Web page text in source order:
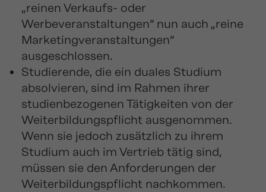
„reinen Verkaufs- oder
Werbeveranstaltungen“ nun auch „reine
Marketingveranstaltungen“
ausgeschlossen.
Studierende, die ein duales Studium
absolvieren, sind im Rahmen ihrer
studienbezogenen Tätigkeiten von der
Weiterbildungspflicht ausgenommen.
Wenn sie jedoch zusätzlich zu ihrem
Studium auch im Vertrieb tätig sind,
müssen sie den Anforderungen der
Weiterbildungspflicht nachkommen.